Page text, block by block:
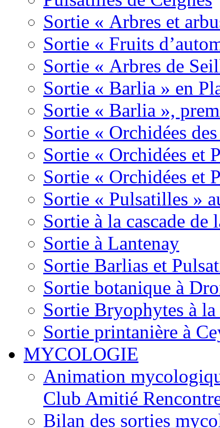
Sortie « Arbres et
Sortie « Fruits
Sortie « Arbres de
Sortie « Barlia » en
Sortie « Barlia »,
Sortie « Orchidées
Sortie « Orchidées et
Sortie « Orchidées et
Sortie « Pulsatilles »
Sortie à la cascade de
Sortie à Lantenay
Sortie Barlias et
Sortie botanique à
Sortie Bryophytes à la
Sortie printanière à
MYCOLOGIE
Animation
Club Amitié
Bilan des sorties